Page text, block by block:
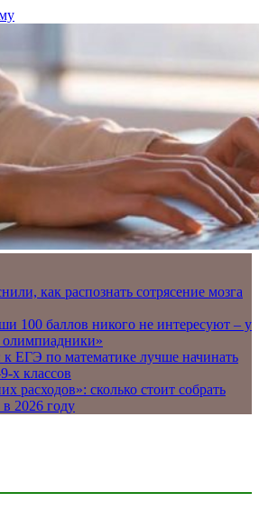
как распознать сотрясение мозга
100 баллов никого не интересуют – у
олимпиадники»
к ЕГЭ по математике лучше начинать
х классов
расходов»: сколько стоит собрать
2026 году